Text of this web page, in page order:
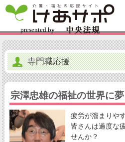
専門職応援
宗澤忠雄の福祉の世界に
疲労が溜まりや
皆さんは過度な
せんか？